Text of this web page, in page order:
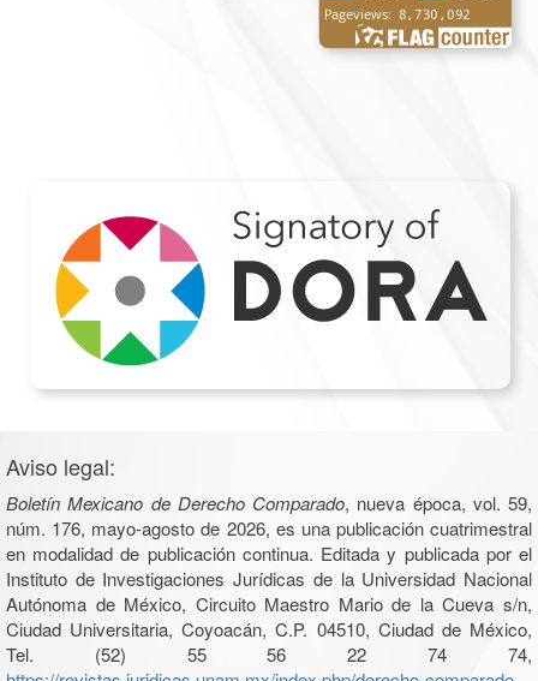
Aviso legal:
Boletín Mexicano de Derecho Comparado, nueva época, vol. 59,
núm. 176, mayo-agosto de 2026, es una publicación cuatrimestral
en modalidad de publicación continua. Editada y publicada por el
Instituto de Investigaciones Jurídicas de la Universidad Nacional
Autónoma de México, Circuito Maestro Mario de la Cueva s/n,
Ciudad Universitaria, Coyoacán, C.P. 04510, Ciudad de México,
Tel. (52) 55 56 22 74 74,